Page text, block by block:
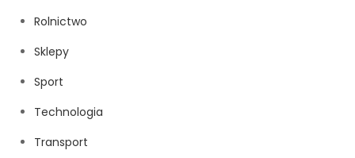
Rolnictwo
Sklepy
Sport
Technologia
Transport